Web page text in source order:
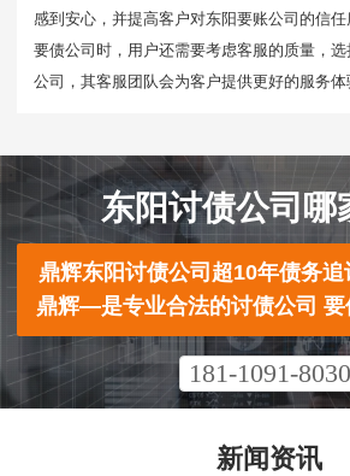
感到安心，并提高客户对东阳要账公司的信
要债公司时，用户还需要考虑客服的质量，
公司，其客服团队会为客户提供更好的服务体
东阳讨债公司哪
鼎辉东阳讨债公司超10年债务
鼎辉—是专业合法的讨债公司 要
181-1091-8030
新闻资讯